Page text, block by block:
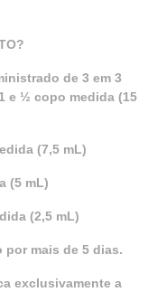
de 3 em 3
e ½ copo medida (15
(7,5 mL)
(5 mL)
(2,5 mL)
por mais de 5 dias.
exclusivamente a